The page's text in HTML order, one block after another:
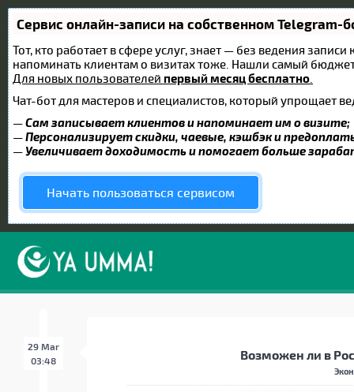
Сервис онлайн-записи на собственном Telegram-
Тот, кто работает в сфере услуг, знает — без ведения
напоминать клиентам о визитах тоже. Нашли самый
Для новых пользователей первый месяц бесплатно
Чат-бот для мастеров и специалистов, который упрощает
—Сам записывает клиентов и напоминает им о визите;
—Персонализирует скидки, чаевые, кэшбэк и
— Увеличивает доходимость и помогает больше
Начать пользоваться сервисом
29 Mar
03:48
Возможен ли в